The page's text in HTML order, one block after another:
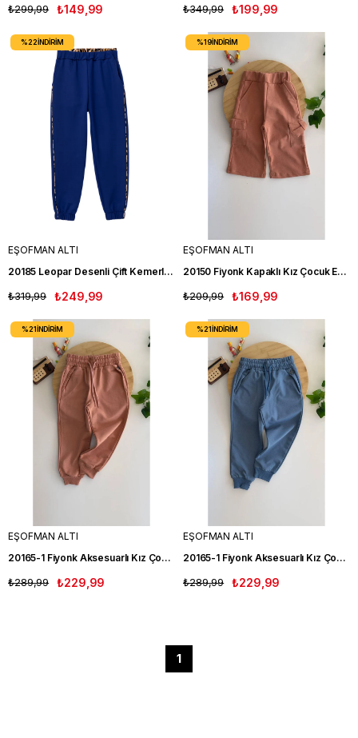
₺149,99
₺299,99 ₺199,99
₺349,99
EŞOFMAN ALTI
20185 Leopar Desenli Çift Kemerli Kız Eşofman Altı LACİVERT
₺249,99
₺319,99
%22İNDIRIM
EŞOFMAN ALTI
20150 Fiyonk Kapaklı Kız Çocuk Eşofman Altı KAHVE
₺169,99
₺209,99
%19İNDIRIM
EŞOFMAN ALTI
20165-1 Fiyonk Aksesuarlı Kız Çocuk Tek Alt KAHVE
₺229,99
₺289,99
%21İNDIRIM
EŞOFMAN ALTI
20165-1 Fiyonk Aksesuarlı Kız Çocuk Tek Alt MAVİ
₺229,99
₺289,99
%21İNDIRIM
1